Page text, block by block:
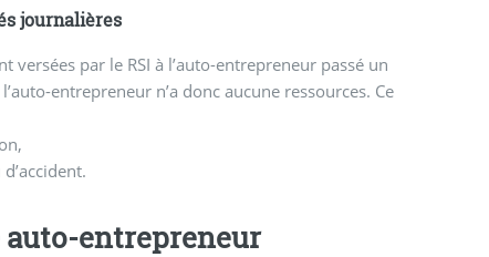
journalières
versées par le RSI à l’auto-entrepreneur passé un
entrepreneur n’a donc aucune ressources. Ce
entrepreneur